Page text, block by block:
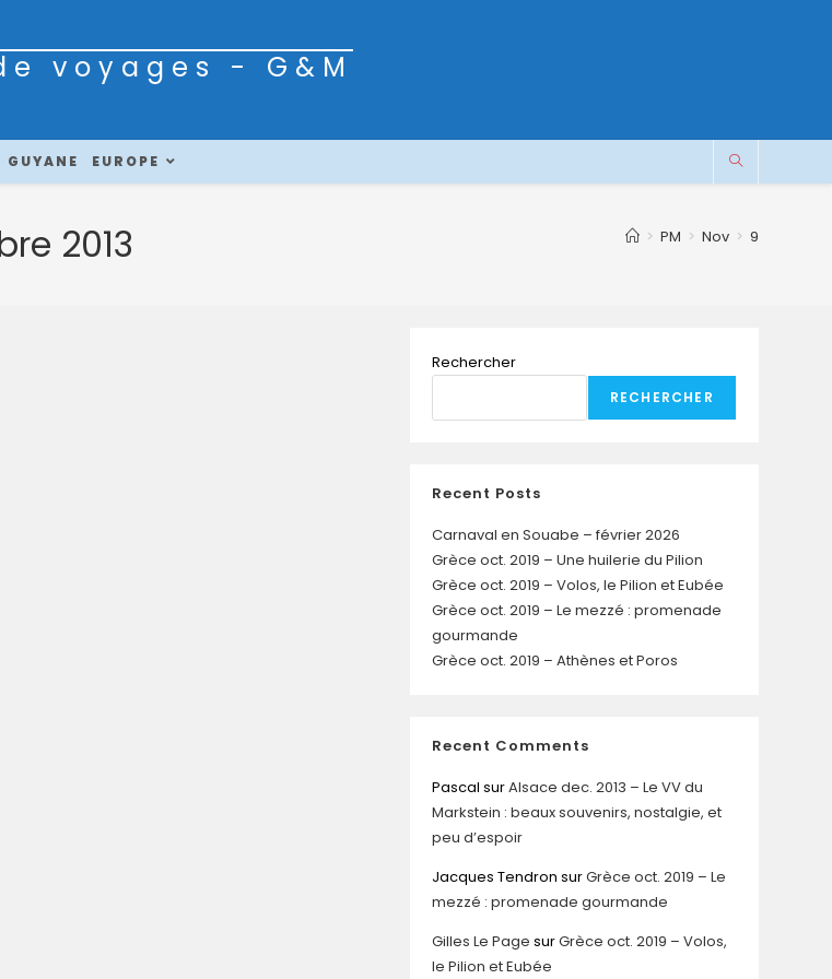
voyages - G&M
GUYANE EUROPE
2013 > PM > Nov > 9
Rechercher
RECHERCHER
Recent Posts
Carnaval en Souabe – février 2026
Grèce oct. 2019 – Une huilerie du Pilion
Grèce oct. 2019 – Volos, le Pilion et Eubée
Grèce oct. 2019 – Le mezzé : promenade
gourmande
Grèce oct. 2019 – Athènes et Poros
Recent Comments
Pascal surAlsace dec. 2013 – Le VV du
Markstein : beaux souvenirs, nostalgie, et
peu d’espoir
Jacques Tendron surGrèce oct. 2019 – Le
mezzé : promenade gourmande
Gilles Le Page surGrèce oct. 2019 – Volos,
le Pilion et Eubée